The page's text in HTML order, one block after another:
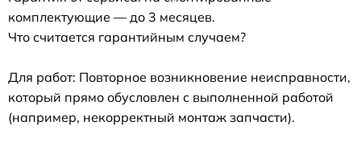
комплектующие — до 3 месяцев.
Что считается гарантийным случаем?
Для работ: Повторное возникновение неисправности,
который прямо обусловлен с выполненной работой
(например, некорректный монтаж запчасти).